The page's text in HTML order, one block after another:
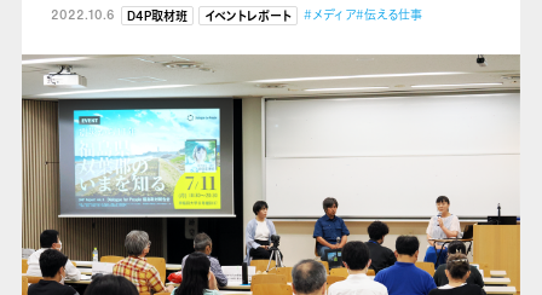
2022.10.6 D4P取材班 イベントレポート #メディア#伝える仕事